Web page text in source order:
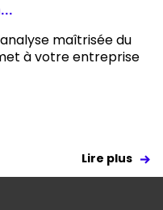
maîtrisée du
à votre entreprise
Lire plus